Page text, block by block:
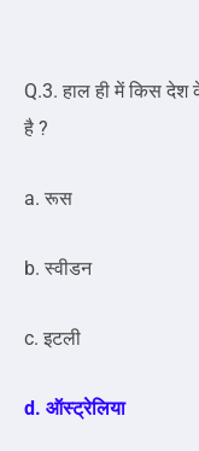
Q.3. हाल ही में किस देश
है ?
a. रूस
b. स्वीडन
c. इटली
d. ऑस्ट्रेलिया